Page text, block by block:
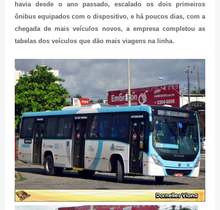
havia desde o ano passado, escalado os dois primeiros
ônibus equipados com o dispositivo, e há poucos dias, com a
chegada de mais veículos novos, a empresa completou as
tabelas dos veículos que dão mais viagens na linha.